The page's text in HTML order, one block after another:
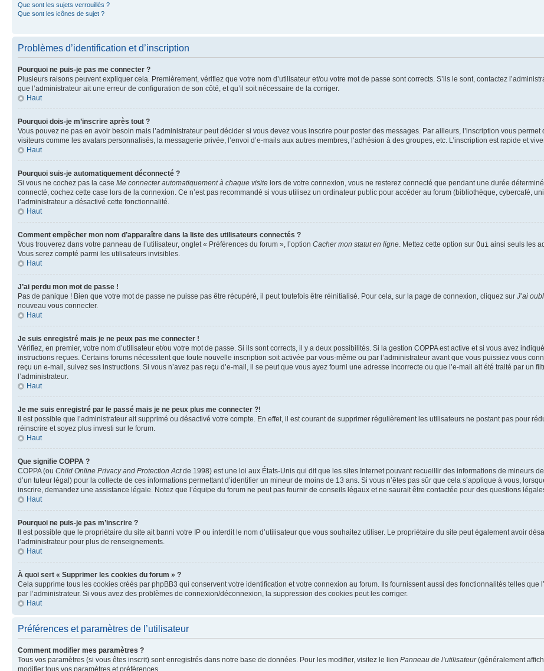
Que sont les sujets verrouillés ?
Que sont les icônes de sujet ?
Problèmes d’identification et d’inscription
Pourquoi ne puis-je pas me connecter ?
Plusieurs raisons peuvent expliquer cela. Premièrement, vérifiez que votre nom d’utilisateur et/ou votre mot de passe sont corrects. S’ils le sont, contactez
que l’administrateur ait une erreur de configuration de son côté, et qu’il soit nécessaire de la corriger.
Haut
Pourquoi dois-je m’inscrire après tout ?
Vous pouvez ne pas en avoir besoin mais l’administrateur peut décider si vous devez vous inscrire pour poster des messages. Par ailleurs, l’inscription vous
visiteurs comme les avatars personnalisés, la messagerie privée, l’envoi d’e-mails aux autres membres, l’adhésion à des groupes, etc. L’inscription est rapide et
Haut
Pourquoi suis-je automatiquement déconnecté ?
Si vous ne cochez pas la case Me connecter automatiquement à chaque visite lors de votre connexion, vous ne resterez connecté que pendant une durée
connecté, cochez cette case lors de la connexion. Ce n’est pas recommandé si vous utilisez un ordinateur public pour accéder au forum (bibliothèque, cybercafé,
l’administrateur a désactivé cette fonctionnalité.
Haut
Comment empêcher mon nom d’apparaître dans la liste des utilisateurs connectés ?
Vous trouverez dans votre panneau de l’utilisateur, onglet « Préférences du forum », l’option Cacher mon statut en ligne. Mettez cette option sur Oui ainsi seuls les
Vous serez compté parmi les utilisateurs invisibles.
Haut
J’ai perdu mon mot de passe !
Pas de panique ! Bien que votre mot de passe ne puisse pas être récupéré, il peut toutefois être réinitialisé. Pour cela, sur la page de connexion, cliquez sur J’ai
nouveau vous connecter.
Haut
Je suis enregistré mais je ne peux pas me connecter !
Vérifiez, en premier, votre nom d’utilisateur et/ou votre mot de passe. Si ils sont corrects, il y a deux possibilités. Si la gestion COPPA est active et si vous avez
instructions reçues. Certains forums nécessitent que toute nouvelle inscription soit activée par vous-même ou par l’administrateur avant que vous puissiez vous
reçu un e-mail, suivez ses instructions. Si vous n’avez pas reçu d’e-mail, il se peut que vous ayez fourni une adresse incorrecte ou que l’e-mail ait été traité par un
l’administrateur.
Haut
Je me suis enregistré par le passé mais je ne peux plus me connecter ?!
Il est possible que l’administrateur ait supprimé ou désactivé votre compte. En effet, il est courant de supprimer régulièrement les utilisateurs ne postant pas pour
réinscrire et soyez plus investi sur le forum.
Haut
Que signifie COPPA ?
COPPA (ou Child Online Privacy and Protection Actde 1998) est une loi aux États-Unis qui dit que les sites Internet pouvant recueillir des informations de mineurs
d’un tuteur légal) pour la collecte de ces informations permettant d’identifier un mineur de moins de 13 ans. Si vous n’êtes pas sûr que cela s’applique à vous,
inscrire, demandez une assistance légale. Notez que l’équipe du forum ne peut pas fournir de conseils légaux et ne saurait être contactée pour des questions
Haut
Pourquoi ne puis-je pas m’inscrire ?
Il est possible que le propriétaire du site ait banni votre IP ou interdit le nom d’utilisateur que vous souhaitez utiliser. Le propriétaire du site peut également avoir
l’administrateur pour plus de renseignements.
Haut
À quoi sert « Supprimer les cookies du forum » ?
Cela supprime tous les cookies créés par phpBB3 qui conservent votre identification et votre connexion au forum. Ils fournissent aussi des fonctionnalités telles que
par l’administrateur. Si vous avez des problèmes de connexion/déconnexion, la suppression des cookies peut les corriger.
Haut
Préférences et paramètres de l’utilisateur
Comment modifier mes paramètres ?
Tous vos paramètres (si vous êtes inscrit) sont enregistrés dans notre base de données. Pour les modifier, visitez le lien Panneau de l’utilisateur(généralement
modifier tous vos paramètres et préférences.